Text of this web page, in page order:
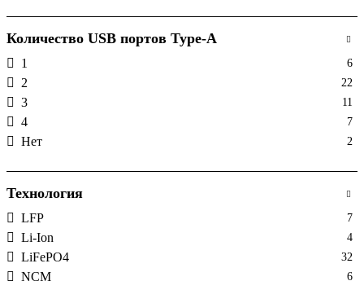
Количество USB портов Type-A
1 6
2 22
3 11
4 7
Нет 2
Технология
LFP 7
Li-Ion 4
LiFePO4 32
NCM 6